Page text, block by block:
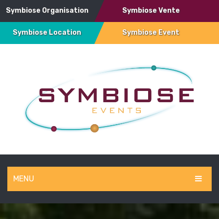
Symbiose Organisation Symbiose Vente
Symbiose Location Symbiose Event
MENU
SYMBIOSE EVENT